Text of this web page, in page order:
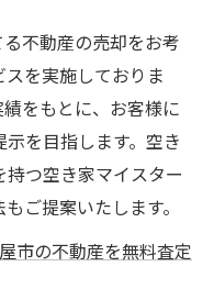
不動産の売却をお考
を実施しておりま
をもとに、お客様に
を目指します。空き
つ空き家マイスター
ご提案いたします。
市の不動産を無料査定